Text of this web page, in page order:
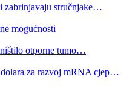
zabrinjavaju stručnjake…
mogućnosti
otporne tumo…
za razvoj mRNA cjep…